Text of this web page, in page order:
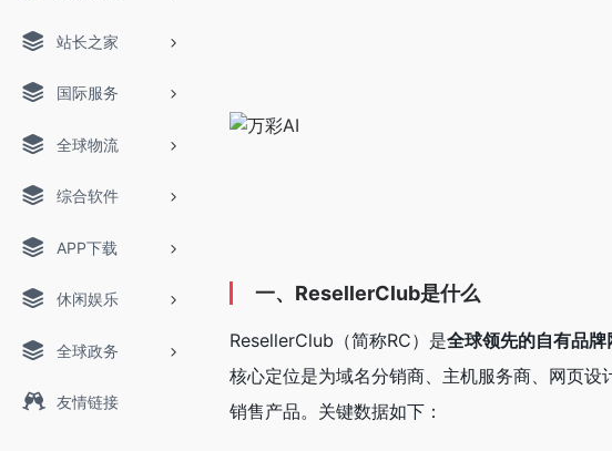
站长之家
国际服务
全球物流
综合软件
APP下载
休闲娱乐
全球政务
友情链接
一、ResellerClub是什么
ResellerClub（简称RC）是全球领先的自有品
核心定位是为域名分销商、主机服务商、网页设
销售产品。关键数据如下：